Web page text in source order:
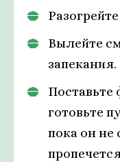
Вылейте
запекания.
Поставьте
готовьте
пока он не